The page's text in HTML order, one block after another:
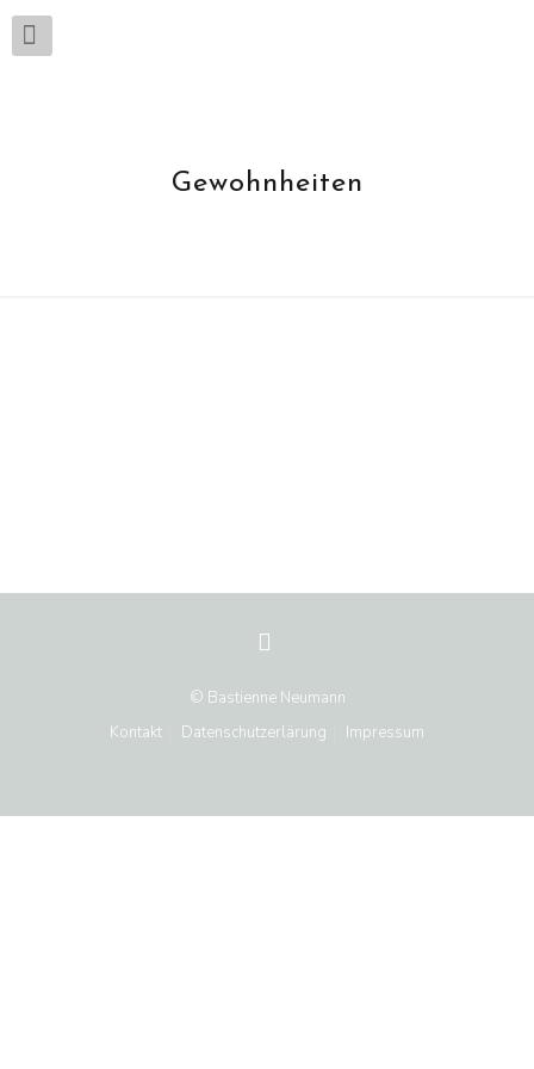
Gewohnheiten
© Bastienne Neumann
Kontakt
Datenschutzerlärung Impressum